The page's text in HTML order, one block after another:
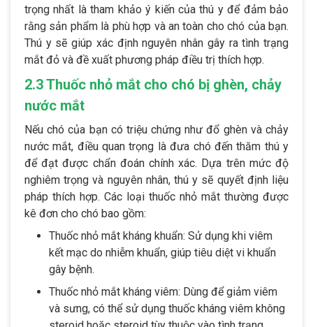
trọng nhất là tham khảo ý kiến của thú y để đảm bảo
rằng sản phẩm là phù hợp và an toàn cho chó của bạn.
Thú y sẽ giúp xác định nguyên nhân gây ra tình trạng
mắt đỏ và đề xuất phương pháp điều trị thích hợp.
2.3 Thuốc nhỏ mắt cho chó bị ghèn, chảy
nước mắt
Nếu chó của bạn có triệu chứng như đổ ghèn và chảy
nước mắt, điều quan trọng là đưa chó đến thăm thú y
để đạt được chẩn đoán chính xác. Dựa trên mức độ
nghiêm trọng và nguyên nhân, thú y sẽ quyết định liệu
pháp thích hợp. Các loại thuốc nhỏ mắt thường được
kê đơn cho chó bao gồm:
Thuốc nhỏ mắt kháng khuẩn: Sử dụng khi viêm
kết mạc do nhiễm khuẩn, giúp tiêu diệt vi khuẩn
gây bệnh.
Thuốc nhỏ mắt kháng viêm: Dùng để giảm viêm
và sưng, có thể sử dụng thuốc kháng viêm không